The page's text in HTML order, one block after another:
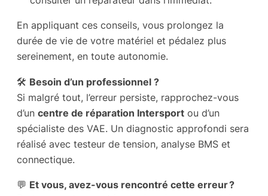
En appliquant ces conseils, vous prolongez la
durée de vie de votre matériel et pédalez plus
sereinement, en toute autonomie.
🛠️ Besoin d’un professionnel ?
Si malgré tout, l’erreur persiste, rapprochez-vous
d’un centre de réparation Intersport ou d’un
spécialiste des VAE. Un diagnostic approfondi sera
réalisé avec testeur de tension, analyse BMS et
connectique.
💬 Et vous, avez-vous rencontré cette erreur ?